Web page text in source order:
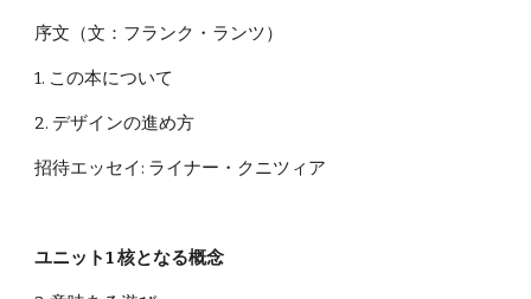
序文（文：フランク・ランツ）
1. この本について
2. デザインの進め方
招待エッセイ: ライナー・クニツィア
ユニット1 核となる概念